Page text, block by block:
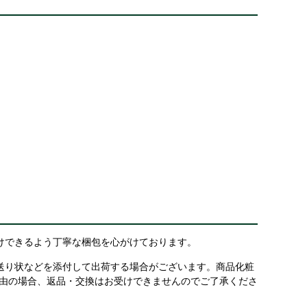
きるよう丁寧な梱包を心がけております。
状などを添付して出荷する場合がございます。商品化粧
場合、返品・交換はお受けできませんのでご了承くださ